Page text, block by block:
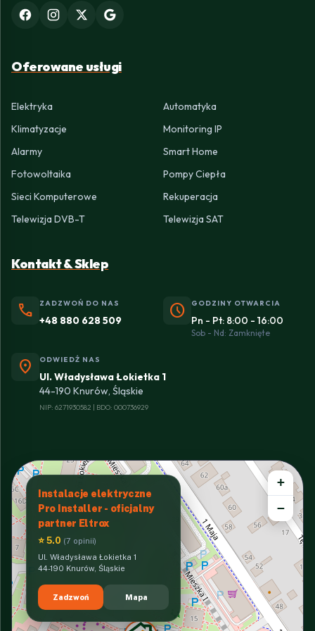
Oferowane usługi
Elektryka
Automatyka
Klimatyzacje
Monitoring IP
Alarmy
Smart Home
Fotowoltaika
Pompy Ciepła
Sieci Komputerowe
Rekuperacja
Telewizja DVB-T
Telewizja SAT
Kontakt & Sklep
phone ZADZWOŃ DO NAS
+48 880 628 509 schedule GODZINY OTWARCIA
Pn - Pt: 8:00 - 16:00
Sob - Nd: Zamknięte
location_on ODWIEDŹ NAS
Ul. Władysława Łokietka 1
44-190 Knurów, Śląskie
NIP: 6271930582 | BDO: 000736929
Instalacje elektryczne
Pro Installer - oficjalny
partner Eltrox
⭐ 5.0 (7 opinii)
Ul. Władysława Łokietka 1
44-190 Knurów, Śląskie
Zadzwoń Mapa
+
−